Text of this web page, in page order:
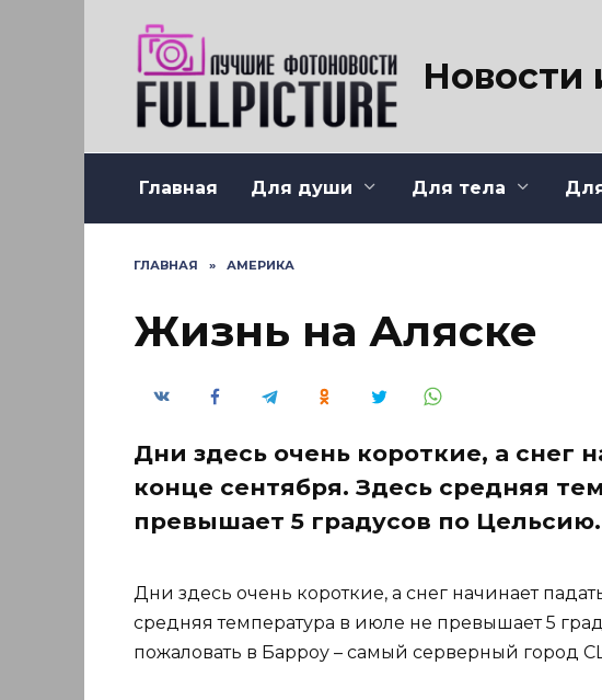
Новости
Главная Для души Для тела
ГЛАВНАЯ » АМЕРИКА
Жизнь на Аляске
Дни здесь очень короткие, а снег
конце сентября. Здесь средняя
превышает 5 градусов по
Дни здесь очень короткие, а снег начинает
средняя температура в июле не превышает 5
пожаловать в Барроу – самый серверный город